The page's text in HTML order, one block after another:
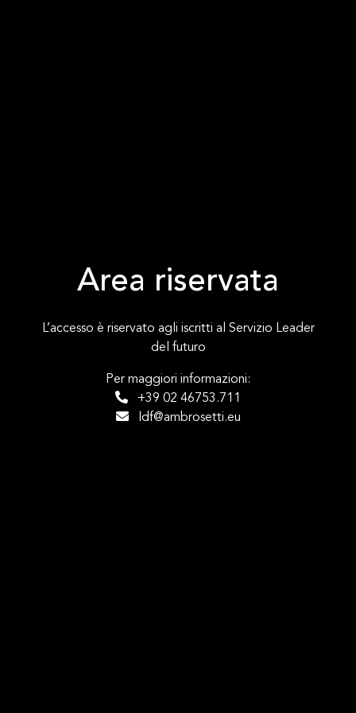
Area riservata
L’accesso è riservato agli iscritti al Servizio Leader
del futuro
Per maggiori informazioni:
+39 02 46753.711
ldf@ambrosetti.eu